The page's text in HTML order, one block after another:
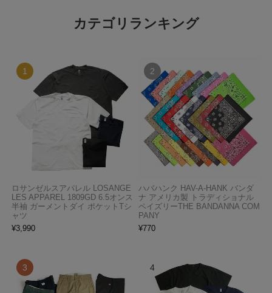
カテゴリランキング
ロサンゼルスアパレル LOSANGE
LES APPAREL 1809GD 6.5オンス
半袖 ガーメントダイ ポケットTシ
ャツ
¥3,990
ハバハンク HAV-A-HANK バンダ
ナ アメリカ製 トラディショナル
ペイズリーTHE BANDANNA COM
PANY
¥770